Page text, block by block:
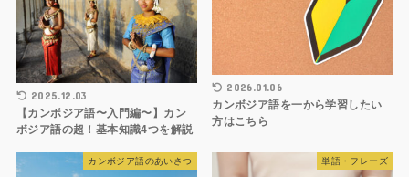
2025.12.03
【カンボジア語〜入門編〜】カン
ボジア語の超！基本知識4つを解説
2026.01.06
カンボジア語を一から学習したい
方はこちら
カンボジア語のあいさつ 単語・フレーズ